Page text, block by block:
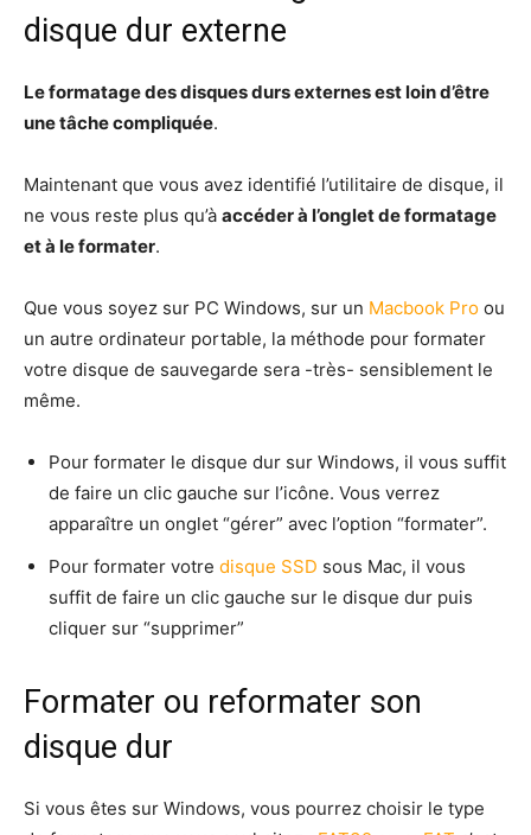
disque dur externe
Le formatage des disques durs externes est loin d’être
une tâche compliquée.
Maintenant que vous avez identifié l’utilitaire de disque, il
ne vous reste plus qu’à accéder à l’onglet de formatage
et à le formater.
Que vous soyez sur PC Windows, sur un Macbook Pro ou
un autre ordinateur portable, la méthode pour formater
votre disque de sauvegarde sera -très- sensiblement le
même.
Pour formater le disque dur sur Windows, il vous suffit
de faire un clic gauche sur l’icône. Vous verrez
apparaître un onglet “gérer” avec l’option “formater”.
Pour formater votre disque SSD sous Mac, il vous
suffit de faire un clic gauche sur le disque dur puis
cliquer sur “supprimer”
Formater ou reformater son
disque dur
Si vous êtes sur Windows, vous pourrez choisir le type